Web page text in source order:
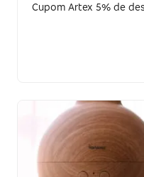
Cupom Artex 5% de